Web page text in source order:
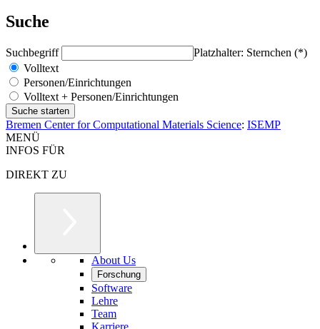
Suche
Suchbegriff
Platzhalter: Sternchen (*)
Volltext
Personen/Einrichtungen
Volltext + Personen/Einrichtungen
Bremen Center for Computational Materials Science: ISEMP
MENÜ
INFOS FÜR
DIREKT ZU
About Us
Forschung
Software
Lehre
Team
Karriere